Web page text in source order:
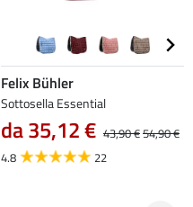
Felix Bühler
Sottosella Essential
da 35,12 € 43,90 €54,90 €
4.8
22